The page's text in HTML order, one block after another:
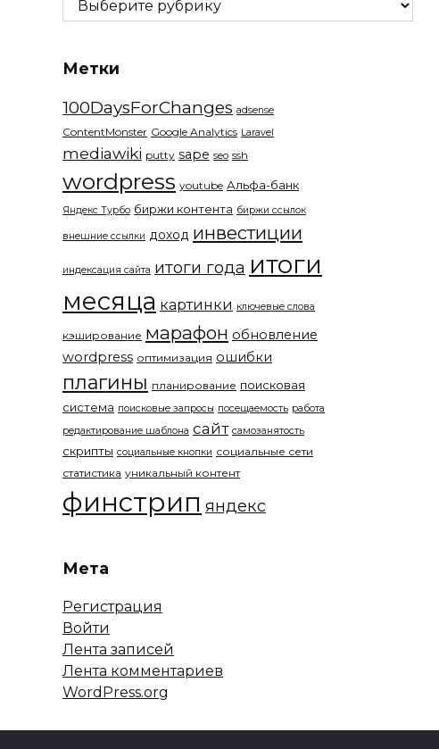
Метки
100DaysForChanges adsense
ContentMonster Google Analytics Laravel
mediawiki putty sape seo ssh
wordpress youtube Альфа-банк
Яндекс Турбо биржи контента биржи ссылок
внешние ссылки доход инвестиции
индексация сайта итоги года итоги
месяца картинки ключевые слова
кэширование марафон обновление
wordpress оптимизация ошибки
плагины планирование поисковая
система поисковые запросы посещаемость работа
редактирование шаблона сайт самозанятость
скрипты социальные кнопки социальные сети
статистика уникальный контент
финстрип яндекс
Мета
Регистрация
Войти
Лента записей
Лента комментариев
WordPress.org